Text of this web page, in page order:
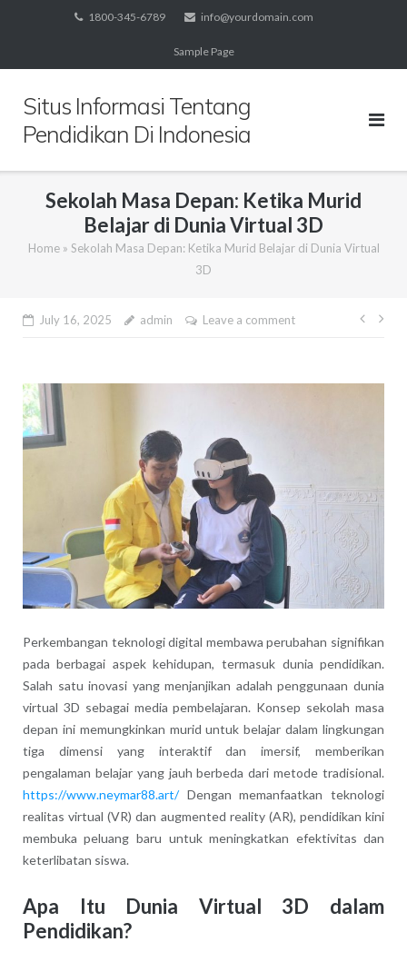
1800-345-6789 info@yourdomain.com
Sample Page
Situs Informasi Tentang
Pendidikan Di Indonesia
Sekolah Masa Depan: Ketika Murid
Belajar di Dunia Virtual 3D
Home» Sekolah Masa Depan: Ketika Murid Belajar di Dunia Virtual
3D
July 16, 2025 admin Leave a comment
Post
Perkembangan teknologi digital membawa perubahan signifikan
pada berbagai aspek kehidupan, termasuk dunia pendidikan.
Salah satu inovasi yang menjanjikan adalah penggunaan dunia
virtual 3D sebagai media pembelajaran. Konsep sekolah masa
depan ini memungkinkan murid untuk belajar dalam lingkungan
tiga dimensi yang interaktif dan imersif, memberikan
pengalaman belajar yang jauh berbeda dari metode tradisional.
https://www.neymar88.art/Dengan memanfaatkan teknologi
realitas virtual (VR) dan augmented reality (AR), pendidikan kini
membuka peluang baru untuk meningkatkan efektivitas dan
keterlibatan siswa.
Apa Itu Dunia Virtual 3D dalam
Pendidikan?